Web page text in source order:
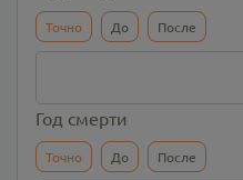
Точно До После
Год смерти
Точно До После